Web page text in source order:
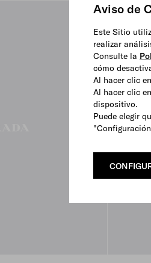
Aviso de
Este Sitio
realizar
Consulte la
cómo
Al hacer clic
Al hacer clic
dispositivo.
Puede elegir